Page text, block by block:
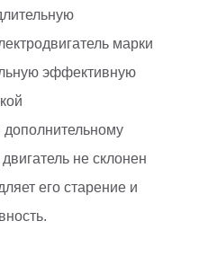
марки
эффективную
не склонен
его старение и